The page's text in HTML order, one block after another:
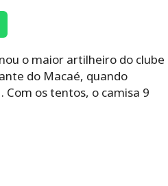
o maior artilheiro do clube
do Macaé, quando
os tentos, o camisa 9